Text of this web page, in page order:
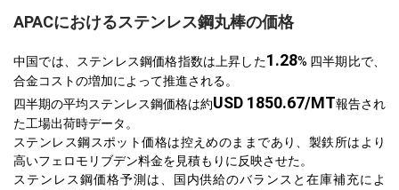
APACにおけるステンレス鋼丸棒の価格
中国では、ステンレス鋼価格指数は上昇した1.28% 四半期比で、
合金コストの増加によって推進される。
四半期の平均ステンレス鋼価格は約USD 1850.67/MT報告され
た工場出荷時データ。
ステンレス鋼スポット価格は控えめのままであり、製鉄所はより
高いフェロモリブデン料金を見積もりに反映させた。
ステンレス鋼価格予測は、国内供給のバランスと在庫補充によ